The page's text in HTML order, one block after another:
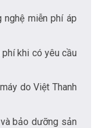
nghệ miễn phí áp
khi có yêu cầu
do Việt Thanh
bảo dưỡng sản